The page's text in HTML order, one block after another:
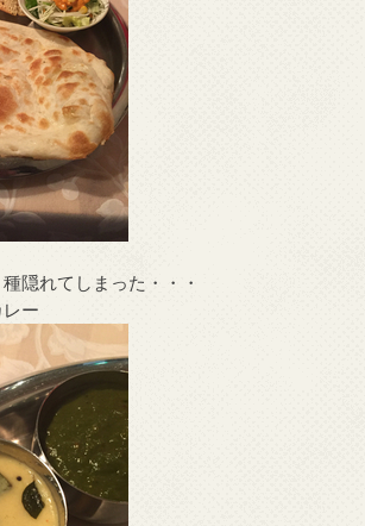
隠れてしまった・・・
ー